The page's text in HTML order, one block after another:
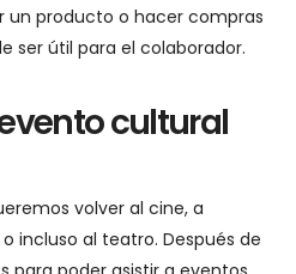
un producto o hacer compras
ser útil para el colaborador.
cultural
volver al cine, a
incluso al teatro. Después de